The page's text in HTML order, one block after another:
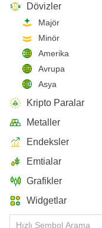
Dövizler
Majör
Minör
Amerika
Avrupa
Asya
Kripto Paralar
Metaller
Endeksler
Emtialar
Grafikler
Widgetlar